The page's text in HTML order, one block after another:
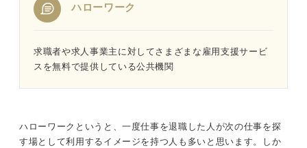
ハローワーク
求職者や求人事業主に対してさまざまな雇用支援サービ
スを無料で提供している公共機関
ハローワークというと、一度仕事を退職した人が次の仕事を探
す場として利用するイメージを持つ人も多いと思います。しか